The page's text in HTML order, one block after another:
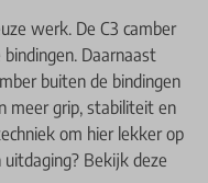
werk. De C3 camber
Daarnaast
buiten de bindingen
meer grip, stabiliteit en
om hier lekker op
Bekijk deze